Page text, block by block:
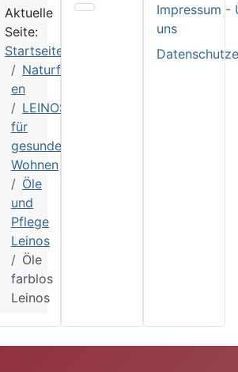
Aktuelle
Seite:
Startseite
Naturfarb
en
LEINOS
für
gesundes
Wohnen
Öle
und
Pflege
Leinos
Öle
farblos
Leinos
Impressum -
uns